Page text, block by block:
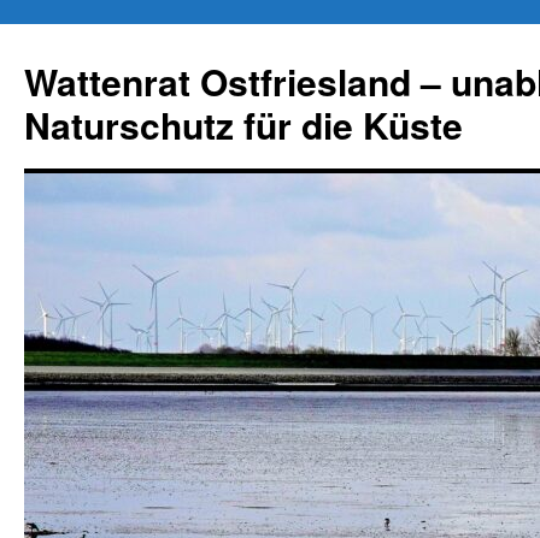
springen
Wattenrat Ostfriesland –
Naturschutz für die Küste